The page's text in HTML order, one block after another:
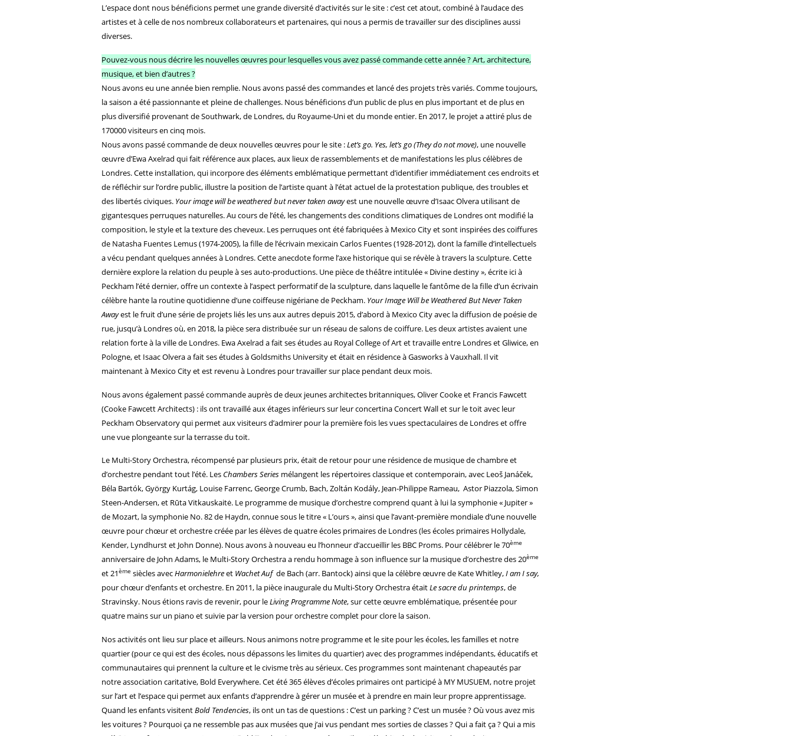
L’espace dont nous bénéficions permet une grande diversité d’activités sur le site : c’est cet atout, combiné à l’audace des
artistes et à celle de nos nombreux collaborateurs et partenaires, qui nous a permis de travailler sur des disciplines aussi
diverses.
Pouvez-vous nous décrire les nouvelles œuvres pour lesquelles vous avez passé commande cette année ? Art, architecture,
musique, et bien d’autres ?
Nous avons eu une année bien remplie. Nous avons passé des commandes et lancé des projets très variés. Comme toujours,
la saison a été passionnante et pleine de challenges. Nous bénéficions d’un public de plus en plus important et de plus en
plus diversifié provenant de Southwark, de Londres, du Royaume-Uni et du monde entier. En 2017, le projet a attiré plus de
170000 visiteurs en cinq mois.
Nous avons passé commande de deux nouvelles œuvres pour le site :Let’s go. Yes, let’s go (They do not move), une nouvelle
œuvre d’Ewa Axelrad qui fait référence aux places, aux lieux de rassemblements et de manifestations les plus célèbres de
Londres. Cette installation, qui incorpore des éléments emblématique permettant d’identifier immédiatement ces endroits et
de réfléchir sur l’ordre public, illustre la position de l’artiste quant à l’état actuel de la protestation publique, des troubles et
des libertés civiques. Your image will be weathered but never taken awayest une nouvelle œuvre d’Isaac Olvera utilisant de
gigantesques perruques naturelles. Au cours de l’été, les changements des conditions climatiques de Londres ont modifié la
composition, le style et la texture des cheveux. Les perruques ont été fabriquées à Mexico City et sont inspirées des coiffures
de Natasha Fuentes Lemus (1974-2005), la fille de l’écrivain mexicain Carlos Fuentes (1928-2012), dont la famille d’intellectuels
a vécu pendant quelques années à Londres. Cette anecdote forme l’axe historique qui se révèle à travers la sculpture. Cette
dernière explore la relation du peuple à ses auto-productions. Une pièce de théâtre intitulée « Divine destiny », écrite ici à
Peckham l’été dernier, offre un contexte à l’aspect performatif de la sculpture, dans laquelle le fantôme de la fille d’un écrivain
célèbre hante la routine quotidienne d’une coiffeuse nigériane de Peckham. Your Image Will be Weathered But Never Taken
Awayest le fruit d’une série de projets liés les uns aux autres depuis 2015, d’abord à Mexico City avec la diffusion de poésie de
rue, jusqu’à Londres où, en 2018, la pièce sera distribuée sur un réseau de salons de coiffure. Les deux artistes avaient une
relation forte à la ville de Londres. Ewa Axelrad a fait ses études au Royal College of Art et travaille entre Londres et Gliwice, en
Pologne, et Isaac Olvera a fait ses études à Goldsmiths University et était en résidence à Gasworks à Vauxhall. Il vit
maintenant à Mexico City et est revenu à Londres pour travailler sur place pendant deux mois.
Nous avons également passé commande auprès de deux jeunes architectes britanniques, Oliver Cooke et Francis Fawcett
(Cooke Fawcett Architects) : ils ont travaillé aux étages inférieurs sur leur concertina Concert Wall et sur le toit avec leur
Peckham Observatory qui permet aux visiteurs d’admirer pour la première fois les vues spectaculaires de Londres et offre
une vue plongeante sur la terrasse du toit.
Le Multi-Story Orchestra, récompensé par plusieurs prix, était de retour pour une résidence de musique de chambre et
d’orchestre pendant tout l’été. Les Chambers Series mélangent les répertoires classique et contemporain, avec Leoš Janáček,
Béla Bartók, György Kurtág, Louise Farrenc, George Crumb, Bach, Zoltán Kodály, Jean-Philippe Rameau, Astor Piazzola, Simon
Steen-Andersen, et Rūta Vitkauskaitė. Le programme de musique d’orchestre comprend quant à lui la symphonie « Jupiter »
de Mozart, la symphonie No. 82 de Haydn, connue sous le titre « L’ours », ainsi que l’avant-première mondiale d’une nouvelle
œuvre pour chœur et orchestre créée par les élèves de quatre écoles primaires de Londres (les écoles primaires Hollydale,
Kender, Lyndhurst et John Donne). Nous avons à nouveau eu l’honneur d’accueillir les BBC Proms. Pour célébrer le 70ème
anniversaire de John Adams, le Multi-Story Orchestra a rendu hommage à son influence sur la musique d’orchestre des 20ème
et 21ème siècles avecHarmonielehreet Wachet Auf de Bach (arr. Bantock) ainsi que la célèbre œuvre de Kate Whitley,I am I say,
pour chœur d’enfants et orchestre. En 2011, la pièce inaugurale du Multi-Story Orchestra étaitLe sacre du printemps, de
Stravinsky. Nous étions ravis de revenir, pour leLiving Programme Note, sur cette œuvre emblématique, présentée pour
quatre mains sur un piano et suivie par la version pour orchestre complet pour clore la saison.
Nos activités ont lieu sur place et ailleurs. Nous animons notre programme et le site pour les écoles, les familles et notre
quartier (pour ce qui est des écoles, nous dépassons les limites du quartier) avec des programmes indépendants, éducatifs et
communautaires qui prennent la culture et le civisme très au sérieux. Ces programmes sont maintenant chapeautés par
notre association caritative, Bold Everywhere. Cet été 365 élèves d’écoles primaires ont participé à MY MUSUEM, notre projet
sur l’art et l’espace qui permet aux enfants d’apprendre à gérer un musée et à prendre en main leur propre apprentissage.
Quand les enfants visitentBold Tendencies, ils ont un tas de questions : C’est un parking ? C’est un musée ? Où vous avez mis
les voitures ? Pourquoi ça ne ressemble pas aux musées que j’ai vus pendant mes sorties de classes ? Qui a fait ça ? Qui a mis